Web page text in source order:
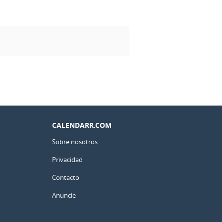
CALENDARR.COM
Sobre nosotros
Privacidad
Contacto
Anuncie